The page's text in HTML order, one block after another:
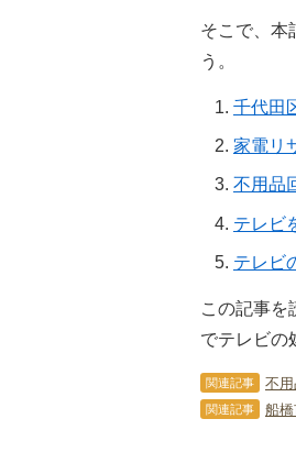
そこで、本
う。
千代田
家電リ
不用品
テレビ
テレビ
この記事を
でテレビの
関連記事 不
関連記事 船